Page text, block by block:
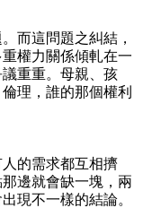
而這問題之糾結，
權力關係傾軋在一
重重。母親、孩
理，誰的那個權利
的需求都互相擠
邊就會缺一塊，兩
現不一樣的結論。